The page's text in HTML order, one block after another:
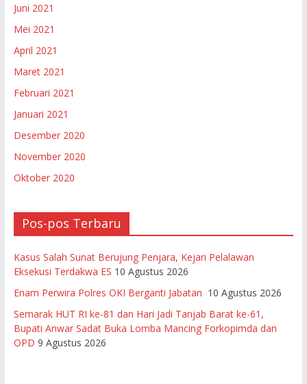
Juni 2021
Mei 2021
April 2021
Maret 2021
Februari 2021
Januari 2021
Desember 2020
November 2020
Oktober 2020
Pos-pos Terbaru
Kasus Salah Sunat Berujung Penjara, Kejari Pelalawan
Eksekusi Terdakwa ES 10 Agustus 2026
Enam Perwira Polres OKI Berganti Jabatan 10 Agustus 2026
Semarak HUT RI ke-81 dan Hari Jadi Tanjab Barat ke-61,
Bupati Anwar Sadat Buka Lomba Mancing Forkopimda dan
OPD 9 Agustus 2026